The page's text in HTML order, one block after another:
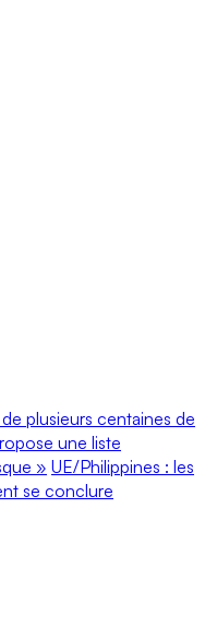
plusieurs centaines de
une liste
» UE/Philippines : les
se conclure